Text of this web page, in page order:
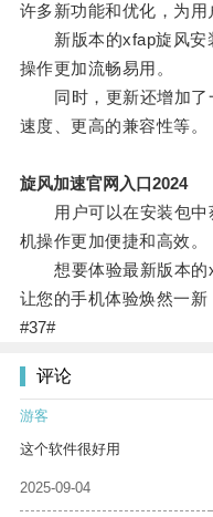
许多新功能和优化，为用
新版本的xfap旋风安
操作更加流畅易用。
同时，更新还增加了
速度、更高的兼容性等。
旋风加速官网入口2024
用户可以在安装包中
机操作更加便捷和高效。
想要体验最新版本的
让您的手机体验焕然一新
#37#
评论
游客
这个软件很好用
2025-09-04